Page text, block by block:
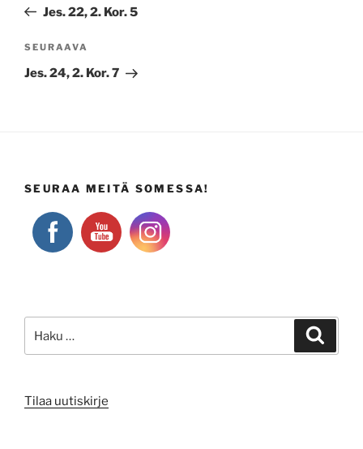
artikkeli
Jes. 22, 2. Kor. 5
Seuraava
artikkeli
SEURAAVA
Jes. 24, 2. Kor. 7
SEURAA MEITÄ SOMESSA!
Tilaa uutiskirje